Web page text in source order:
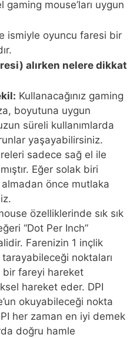
mouse’ları uygun
ismiyle oyuncu faresi bir
alırken nelere dikkat
Kullanacağınız gaming
boyutuna uygun
süreli kullanımlarda
yaşayabilirsiniz.
sadece sağ el ile
Eğer solak biri
önce mutlaka
özelliklerinde sık sık
“Dot Per Inch”
Farenizin 1 inçlik
noktaları
fareyi hareket
hareket eder. DPI
okuyabileceği nokta
her zaman en iyi demek
doğru hamle